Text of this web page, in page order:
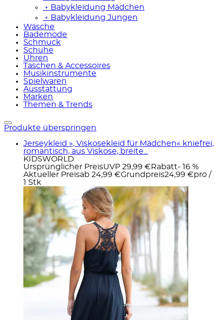
﹢ Babykleidung Mädchen
﹢ Babykleidung Jungen
Wäsche
Bademode
Schmuck
Schuhe
Uhren
Taschen & Accessoires
Musikinstrumente
Spielwaren
Ausstattung
Marken
Themen & Trends
Produkte überspringen
Jerseykleid », Viskosekleid für Mädchen« kniefrei,
romantisch, aus Viskose, breite...
KIDSWORLD
Ursprünglicher PreisUVP 29,99 € Rabatt- 16 %
Aktueller Preisab 24,99 €Grundpreis24,99 €pro /
1 Stk